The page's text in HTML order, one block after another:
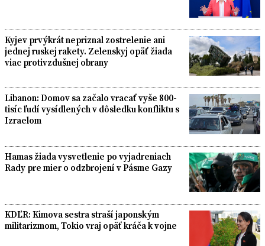
Kyjev prvýkrát nepriznal zostrelenie ani
jednej ruskej rakety. Zelenskyj opäť žiada
viac protivzdušnej obrany
Libanon: Domov sa začalo vracať vyše 800-
tisíc ľudí vysídlených v dôsledku konfliktu s
Izraelom
Hamas žiada vysvetlenie po vyjadreniach
Rady pre mier o odzbrojení v Pásme Gazy
KDĽR: Kimova sestra straší japonským
militarizmom, Tokio vraj opäť kráča k vojne